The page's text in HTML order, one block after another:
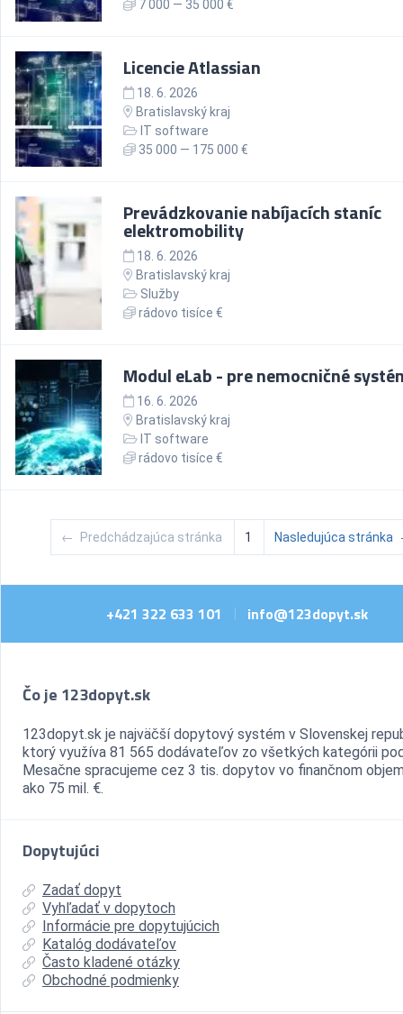
7 000 — 35 000 €
Licencie Atlassian
18. 6. 2026
Bratislavský kraj
IT software
35 000 — 175 000 €
Prevádzkovanie nabíjacích staníc
elektromobility
18. 6. 2026
Bratislavský kraj
Služby
rádovo tisíce €
Modul eLab - pre nemocničné
16. 6. 2026
Bratislavský kraj
IT software
rádovo tisíce €
← Predchádzajúca stránka 1 Nasledujúca stránka
+421 322 633 101 | info@123dopyt.sk
Čo je 123dopyt.sk
123dopyt.sk je najväčší dopytový systém v Slovenskej
ktorý využíva 81 565 dodávateľov zo všetkých kategórii
Mesačne spracujeme cez 3 tis. dopytov vo finančnom
ako 75 mil. €.
Dopytujúci
Zadať dopyt
Vyhľadať v dopytoch
Informácie pre dopytujúcich
Katalóg dodávateľov
Často kladené otázky
Obchodné podmienky